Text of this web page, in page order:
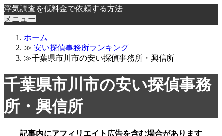
浮気調査を低料金で依頼する方法
メニュー
ホーム
≫ 安い探偵事務所ランキング
≫千葉県市川市の安い探偵事務所・興信所
千葉県市川市の安い探偵事務
所・興信所
記事内にアフィリエイト広告を含む場合があります